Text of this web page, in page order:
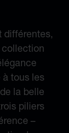
différentes,
collection
tous les
la belle
piliers
–